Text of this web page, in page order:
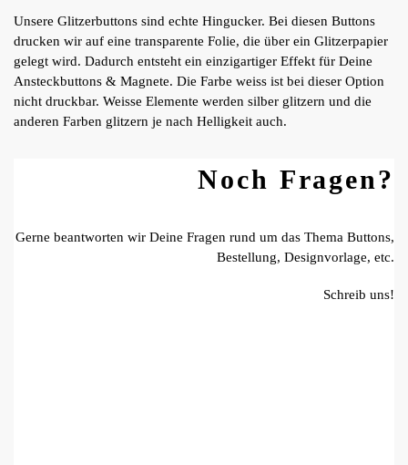
Unsere Glitzerbuttons sind echte Hingucker. Bei diesen Buttons
drucken wir auf eine transparente Folie, die über ein Glitzerpapier
gelegt wird. Dadurch entsteht ein einzigartiger Effekt für Deine
Ansteckbuttons & Magnete. Die Farbe weiss ist bei dieser Option
nicht druckbar. Weisse Elemente werden silber glitzern und die
anderen Farben glitzern je nach Helligkeit auch.
Noch Fragen?
Gerne beantworten wir Deine Fragen rund um das Thema Buttons,
Bestellung, Designvorlage, etc.
Schreib uns!